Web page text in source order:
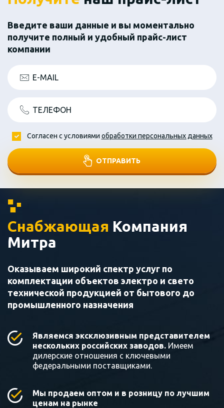
Введите ваши данные и вы моментально
получите полный и удобный прайс-лист
компании
E-MAIL
ТЕЛЕФОН
ОТПРАВИТЬ
Согласен с условиями обработки персональных данных
Снабжающая Компания
Митра
Оказываем широкий спектр услуг по
комплектации объектов электро и свето
технической продукцией от бытового до
промышленного назначения
Являемся эксклюзивным представителем
нескольких российских заводов. Имеем
дилерские отношения с ключевыми
федеральными поставщиками.
Мы продаем оптом и в розницу по лучшим
ценам на рынке